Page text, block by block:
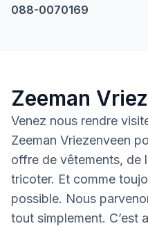
088-0070169
Zeeman
Venez nous rendre
Zeeman Vriezenveen
offre de vêtements, de
tricoter. Et comme
possible. Nous
tout simplement. C’est